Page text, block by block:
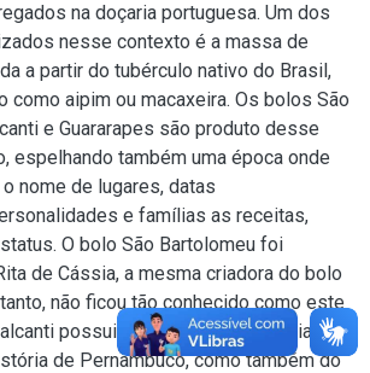
na doçaria portuguesa. Um dos
nesse contexto é a massa de
a partir do tubérculo nativo do Brasil,
como aipim ou macaxeira. Os bolos São
e Guararapes são produto desse
espelhando também uma época onde
nome de lugares, datas
e famílias as receitas,
O bolo São Bartolomeu foi
de Cássia, a mesma criadora do bolo
não ficou tão conhecido como este
possui o nome de uma família não
de Pernambuco, como também do